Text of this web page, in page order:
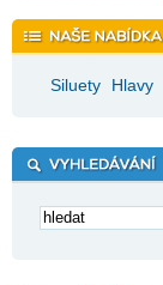
Siluety Hlavy